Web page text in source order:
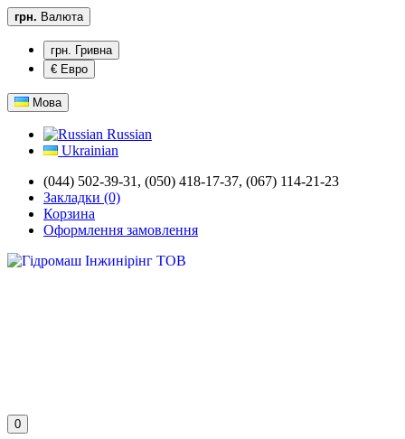
грн. Валюта
грн. Гривна
€ Евро
Мова
Russian
Ukrainian
(044) 502-39-31, (050) 418-17-37, (067) 114-21-23
Закладки (0)
Корзина
Оформлення замовлення
0